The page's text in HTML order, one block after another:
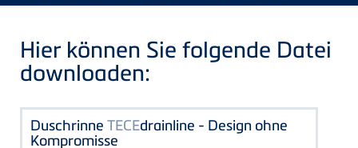
Hier können Sie folgende Datei
downloaden:
Duschrinne TECEdrainline - Design ohne
Kompromisse